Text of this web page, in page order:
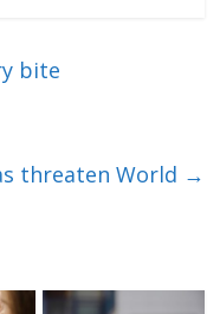
bite
threaten World →